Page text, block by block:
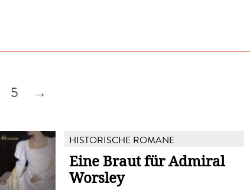
5 →
HISTORISCHE ROMANE
Eine Braut für Admiral
Worsley